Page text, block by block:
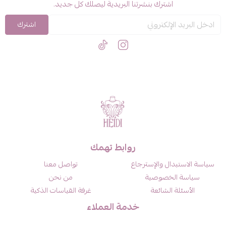
اشترك بنشرتنا البريدية ليصلك كل جديد.
اشترك
روابط تهمك
سياسة الاستبدال والإسترجاع
سياسة الخصوصية
الأسئلة الشائعة
تواصل معنا
من نحن
غرفة القياسات الذكية
خدمة العملاء